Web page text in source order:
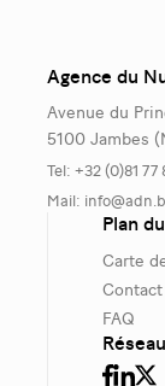
Agence du
Avenue du
5100 Jambes
Tel: +32 (0)81 77
Mail:
Plan
Carte
Contact
FAQ